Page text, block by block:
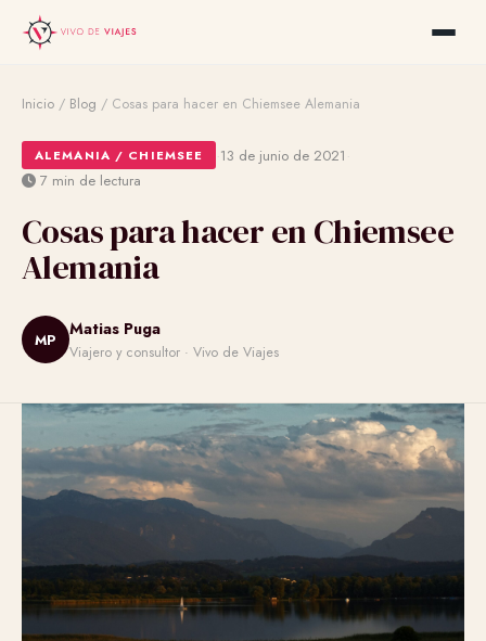
Inicio / Blog / Cosas para hacer en Chiemsee Alemania
ALEMANIA / CHIEMSEE 13 de junio de 2021
7 min de lectura
Cosas para hacer en Chiemsee
Alemania
MP
Matias Puga
Viajero y consultor · Vivo de Viajes